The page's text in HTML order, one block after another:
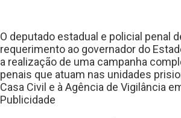
O deputado estadual e policial penal
requerimento ao governador do
a realização de uma campanha
penais que atuam nas unidades
Casa Civil e à Agência de Vigilância
Publicidade